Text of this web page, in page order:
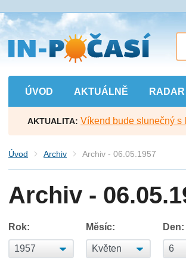
Přejít
na
hlavní
obsah
ÚVOD AKTUÁLNĚ RADAR
AKTUALITA: Víkend bude slunečný s
Úvod Archiv Archiv - 06.05.1957
Archiv -
Rok: Měsíc: Den: